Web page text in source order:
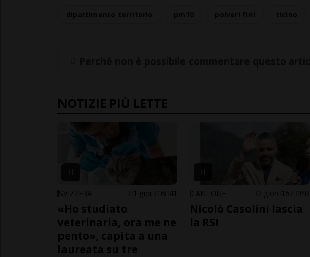
NOTIZIE PIÙ LETTE
SVIZZERA 1 gior 16 41
«Ho studiato
veterinaria, ora me ne
pento», capita a una
laureata su tre
CANTONE 2 gior 167 393
Nicolò Casolini lascia
la RSI